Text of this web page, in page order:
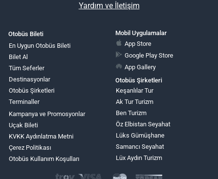
Yardım ve İletişim
Otobüs Bileti
En Uygun Otobüs Bileti
Bilet Al
Tüm Seferler
Destinasyonlar
Otobüs Şirketleri
Terminaller
Kampanya ve Promosyonlar
Uçak Bileti
KVKK Aydınlatma Metni
Çerez Politikası
Otobüs Kullanım Koşulları
Mobil Uygulamalar
App Store
Google Play Store
App Gallery
Otobüs Şirketleri
Keşanlılar Tur
Ak Tur Turizm
Ben Turizm
Öz Elbistan Seyahat
Lüks Gümüşhane
Samancı Seyahat
Lüx Aydın Turizm